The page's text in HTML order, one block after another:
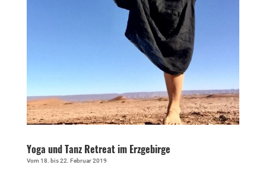
Yoga und Tanz Retreat im Erzgebirge
Vom 18. bis 22. Februar 2019